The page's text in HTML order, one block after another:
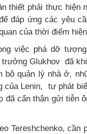
thiết phải thực hiện
đáp ứng các yêu
của thời điểm
việc phá dỡ
trưởng Glukhov đã
bộ quản lý nhà ở,
của Lenin, tự phát
đã cẩn thận gửi tiễn
Tereshchenko, cần